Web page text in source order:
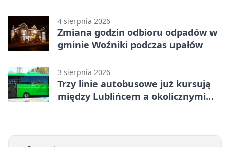
4 sierpnia 2026
Zmiana godzin odbioru odpadów w
gminie Woźniki podczas upałów
3 sierpnia 2026
Trzy linie autobusowe już kursują
między Lublińcem a okolicznymi